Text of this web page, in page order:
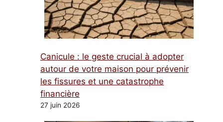
Canicule : le geste crucial à adopter
autour de votre maison pour prévenir
les fissures et une catastrophe
financière
27 juin 2026